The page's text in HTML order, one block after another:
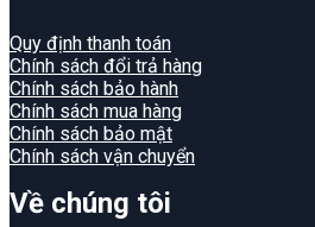
Quy định thanh toán
Chính sách đổi trả hàng
Chính sách bảo hành
Chính sách mua hàng
Chính sách bảo mật
Chính sách vận chuyển
Về chúng tôi